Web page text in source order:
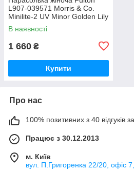
L907-039571 Morris & Co.
Minilite-2 UV Minor Golden Lily
Slate Manilla (Золота лілія)
В наявності
1 660 ₴
Купити
Про нас
100% позитивних з 40 відгуків
Працює з 30.12.2013
м. Київ
вул. П.Григоренка 22/20, офіс